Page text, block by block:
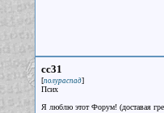
cc31
[полураспад]
Псих
Я люблю этот Форум! (доставая